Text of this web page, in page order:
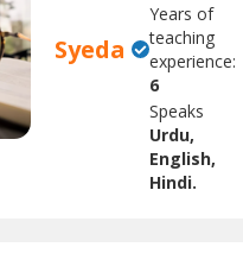
Syeda
Years of
teaching
experience:
6
Speaks
Urdu,
English,
Hindi.